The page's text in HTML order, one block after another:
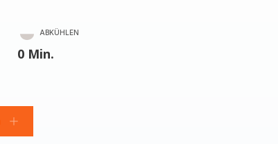
ABKÜHLEN
0 Min.
Personen